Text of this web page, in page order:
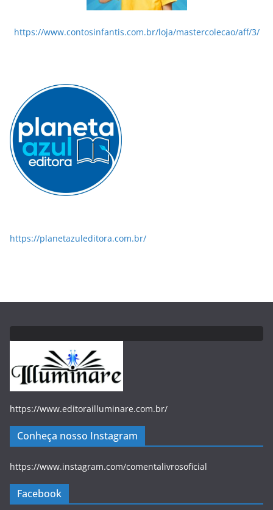
https://www.contosinfantis.com.br/loja/mastercolecao/aff/3/
https://planetazuleditora.com.br/
https://www.editorailluminare.com.br/
Conheça nosso Instagram
https://www.instagram.com/comentalivrosoficial
Facebook